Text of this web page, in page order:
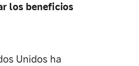
los beneficios
Unidos ha